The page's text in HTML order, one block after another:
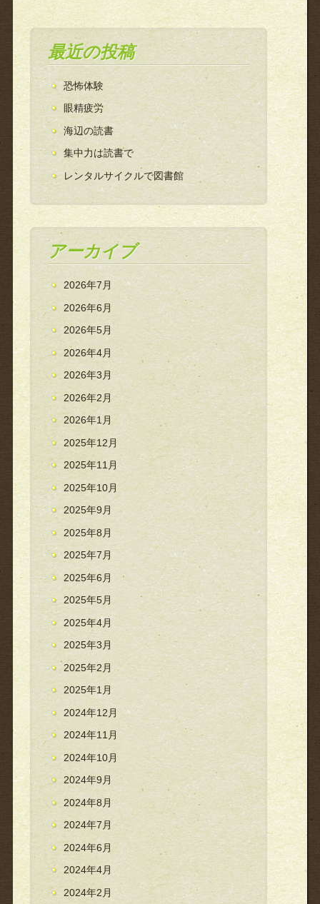
最近の投稿
恐怖体験
眼精疲労
海辺の読書
集中力は読書で
レンタルサイクルで図書館
アーカイブ
2026年7月
2026年6月
2026年5月
2026年4月
2026年3月
2026年2月
2026年1月
2025年12月
2025年11月
2025年10月
2025年9月
2025年8月
2025年7月
2025年6月
2025年5月
2025年4月
2025年3月
2025年2月
2025年1月
2024年12月
2024年11月
2024年10月
2024年9月
2024年8月
2024年7月
2024年6月
2024年4月
2024年2月